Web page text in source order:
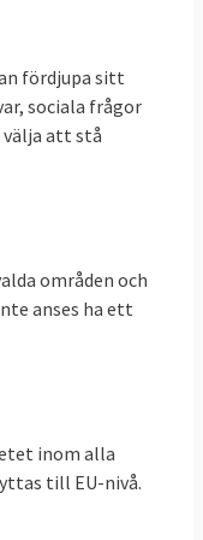
se
för
hur
i Wien
och att
med
och
fördjupa sitt
sociala frågor
välja att stå
områden och
anses ha ett
inom alla
till EU-nivå.